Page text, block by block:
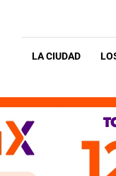
LA CIUDAD